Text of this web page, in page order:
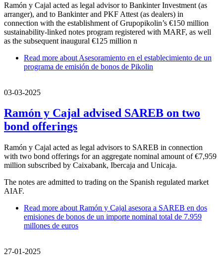
Ramón y Cajal acted as legal advisor to Bankinter Investment (as
arranger), and to Bankinter and PKF Attest (as dealers) in
connection with the establishment of Grupopikolin’s €150 million
sustainability-linked notes program registered with MARF, as well
as the subsequent inaugural €125 million n
Read more about Asesoramiento en el establecimiento de un
programa de emisión de bonos de Pikolin
03-03-2025
Ramón y Cajal advised SAREB on two
bond offerings
Ramón y Cajal acted as legal advisors to SAREB in connection
with two bond offerings for an aggregate nominal amount of €7,959
million subscribed by Caixabank, Ibercaja and Unicaja.
The notes are admitted to trading on the Spanish regulated market
AIAF.
Read more about Ramón y Cajal asesora a SAREB en dos
emisiones de bonos de un importe nominal total de 7.959
millones de euros
27-01-2025